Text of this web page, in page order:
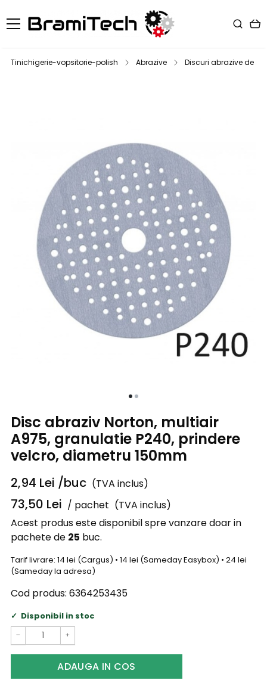
Tinichigerie-vopsitorie-polish Abrazive Discuri abrazive de
Disc abraziv Norton, multiair
A975, granulatie P240, prindere
velcro, diametru 150mm
2,94 Lei /buc (TVA inclus)
73,50 Lei / pachet (TVA inclus)
Acest produs este disponibil spre vanzare doar in
pachete de 25 buc.
Tarif livrare: 14 lei (Cargus) • 14 lei (Sameday Easybox) • 24 lei
(Sameday la adresa)
Cod produs: 6364253435
Disponibil in stoc
− +
ADAUGA IN COS